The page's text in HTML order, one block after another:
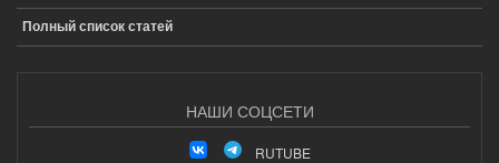
Полный список статей
НАШИ СОЦСЕТИ
RUTUBE